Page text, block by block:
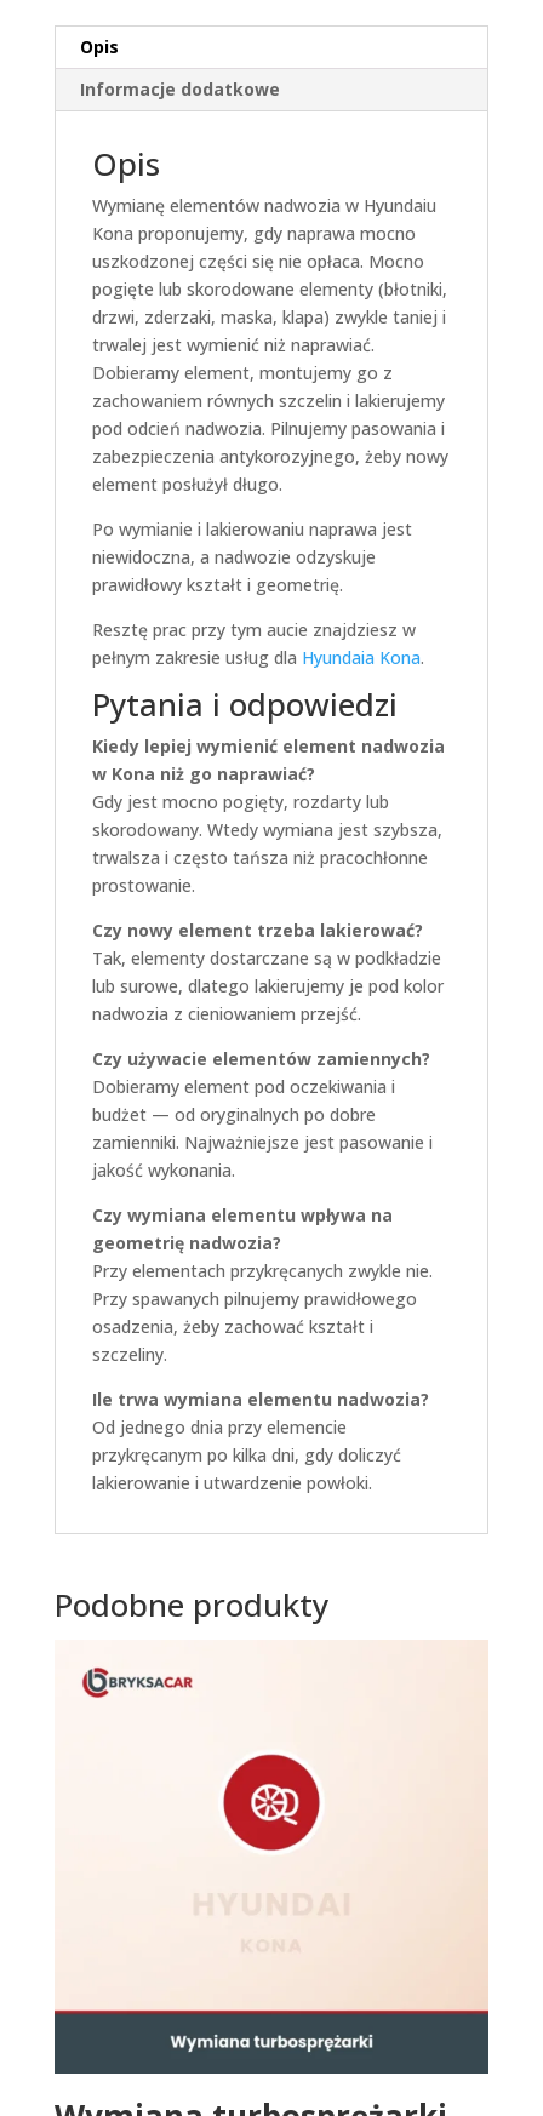
Opis
Informacje dodatkowe
Opis
Wymianę elementów nadwozia w Hyundaiu
Kona proponujemy, gdy naprawa mocno
uszkodzonej części się nie opłaca. Mocno
pogięte lub skorodowane elementy (błotniki,
drzwi, zderzaki, maska, klapa) zwykle taniej i
trwalej jest wymienić niż naprawiać.
Dobieramy element, montujemy go z
zachowaniem równych szczelin i lakierujemy
pod odcień nadwozia. Pilnujemy pasowania i
zabezpieczenia antykorozyjnego, żeby nowy
element posłużył długo.
Po wymianie i lakierowaniu naprawa jest
niewidoczna, a nadwozie odzyskuje
prawidłowy kształt i geometrię.
Resztę prac przy tym aucie znajdziesz w
pełnym zakresie usług dla Hyundaia Kona.
Pytania i odpowiedzi
Kiedy lepiej wymienić element nadwozia
w Kona niż go naprawiać?
Gdy jest mocno pogięty, rozdarty lub
skorodowany. Wtedy wymiana jest szybsza,
trwalsza i często tańsza niż pracochłonne
prostowanie.
Czy nowy element trzeba lakierować?
Tak, elementy dostarczane są w podkładzie
lub surowe, dlatego lakierujemy je pod kolor
nadwozia z cieniowaniem przejść.
Czy używacie elementów zamiennych?
Dobieramy element pod oczekiwania i
budżet — od oryginalnych po dobre
zamienniki. Najważniejsze jest pasowanie i
jakość wykonania.
Czy wymiana elementu wpływa na
geometrię nadwozia?
Przy elementach przykręcanych zwykle nie.
Przy spawanych pilnujemy prawidłowego
osadzenia, żeby zachować kształt i
szczeliny.
Ile trwa wymiana elementu nadwozia?
Od jednego dnia przy elemencie
przykręcanym po kilka dni, gdy doliczyć
lakierowanie i utwardzenie powłoki.
Podobne produkty